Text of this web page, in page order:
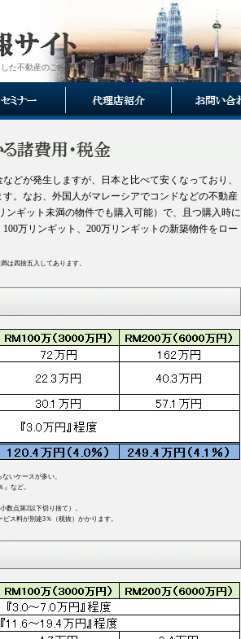
た不動産のご紹介
どが発生しますが、日本と比べて安くなっており、
。なお、外国人がマレーシアでコンドなどの不動産
ンギット未満の物件でも購入可能）で、且つ購入時に
万リンギット、200万リンギットの新築物件をロー
は四捨五入してあります。
いケースが多い。
など。
数点第2以下切り捨て）。
料が別途3％（税抜）かかります。